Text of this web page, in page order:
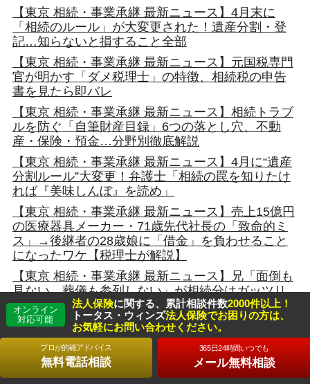
【東京 相続・事業承継 最新ニュース】4月末に
「相続のルール」が大変更された！遺産分割・登
記…知らないと損すること全部
【東京 相続・事業承継 最新ニュース】元国税専門
官が明かす「ダメ税理士」の特徴、相続税の申告
書を見たら即バレ
【東京 相続・事業承継 最新ニュース】相続トラブ
ルを防ぐ「自筆財産目録」6つの落とし穴、不動
産・保険・預金…分野別徹底解説
【東京 相続・事業承継 最新ニュース】4月に“遺産
分割ルール”大変更！弁護士「相続の罠を知りたけ
れば『美味しんぼ』を読め」
【東京 相続・事業承継 最新ニュース】売上15億円
の医療器具メーカー・71歳先代社長の「致命的ミ
ス」→後継者の28歳娘に「借金」を負わせること
になったワケ【税理士が解説】
【東京 相続・事業承継 最新ニュース】兄「面倒も
見ない、葬儀も参列しない」が相続分はガッツリ
要求！→想定される結果は…。あまりに理不尽
な“争族の末路”【弁護士が解説】
【東京 相続・事業承継 最新ニュース】【元国税×
金融マンが明かす】 話題沸騰！ 生前贈与の事実上
増税で 「富裕層の相続」に激震が走る!?
オンライン
対応可能
法人保険に関する、累計相談件数2000件以上！
トータス・ウィンズ法人保険でお困りの方は、
お気軽にお問い合わせください。
プロが的確アドバイス
無料電話相談
365日24時間いつでも
メール無料相談